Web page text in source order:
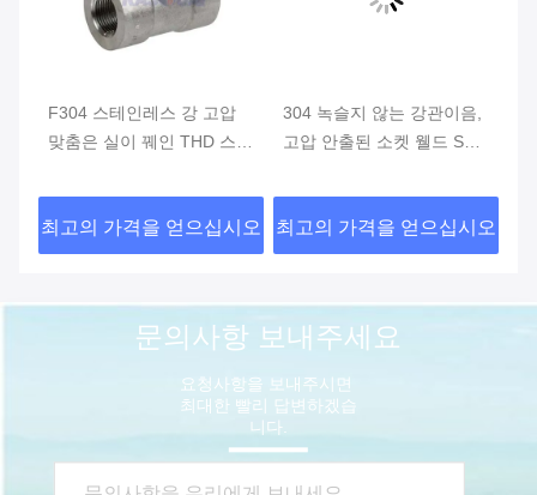
F304 스테인레스 강 고압
맞춤은 실이 꿰인 THD 스트
최고의 가격을 얻으십시오
304 녹슬지 않는 강관이음,
고압 안출된 소켓 웰드 SW
최고의 가격을 얻으십시오
문의사항 보내주세요
요청사항을 보내주시면
최대한 빨리 답변하겠습
니다.